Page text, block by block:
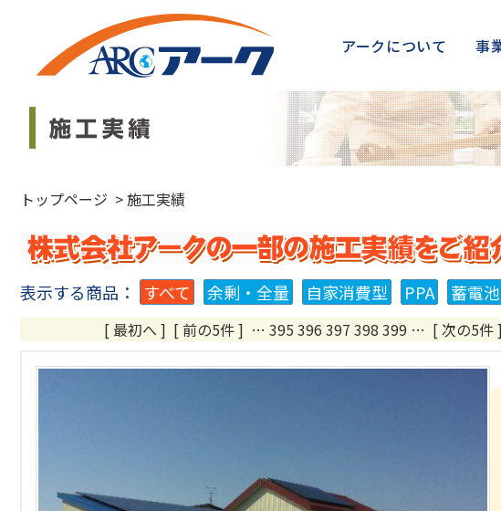
アークについて 事
トップページ >施工実績
表示する商品： すべて 余剰・全量 自家消費型 PPA 蓄電池
[ 最初へ ] [ 前の5件 ] … 395 396 397 398 399… [ 次の5件 ]